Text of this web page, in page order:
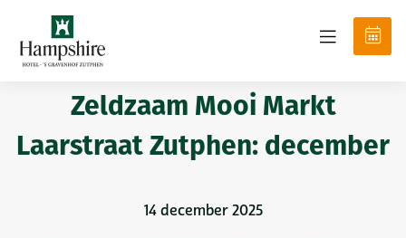
Zeldzaam Mooi Markt
Laarstraat Zutphen: december
14 december 2025